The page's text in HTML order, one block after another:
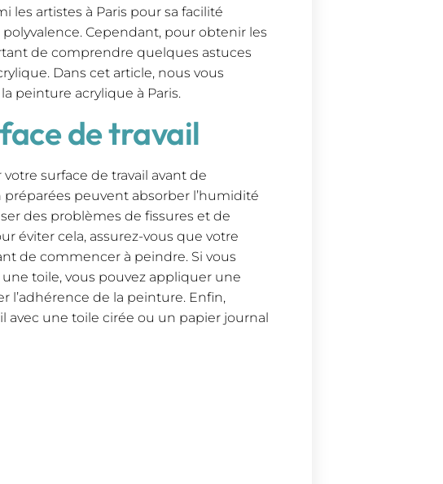
artistes à Paris pour sa facilité
Cependant, pour obtenir les
de comprendre quelques astuces
Dans cet article, nous vous
peinture acrylique à Paris.
de travail
surface de travail avant de
peuvent absorber l’humidité
des problèmes de fissures et de
éviter cela, assurez-vous que votre
de commencer à peindre. Si vous
toile, vous pouvez appliquer une
l’adhérence de la peinture. Enfin,
avec une toile cirée ou un papier journal